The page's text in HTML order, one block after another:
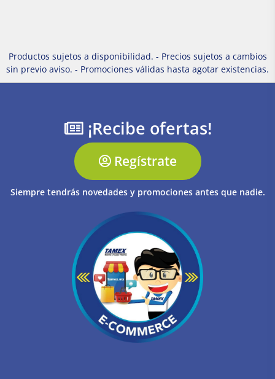
Productos sujetos a disponibilidad. - Precios sujetos a cambios
sin previo aviso. - Promociones válidas hasta agotar existencias.
¡Recibe ofertas!
Regístrate
Siempre tendrás novedades y promociones antes que nadie.